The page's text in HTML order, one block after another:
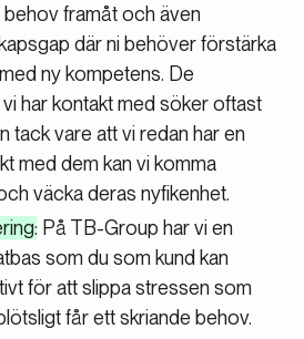
framåt och även
där ni behöver förstärka
ny kompetens. De
har kontakt med söker oftast
tack vare att vi redan har en
med dem kan vi komma
väcka deras nyfikenhet.
: På TB-Group har vi en
som du som kund kan
för att slippa stressen som
får ett skriande behov.